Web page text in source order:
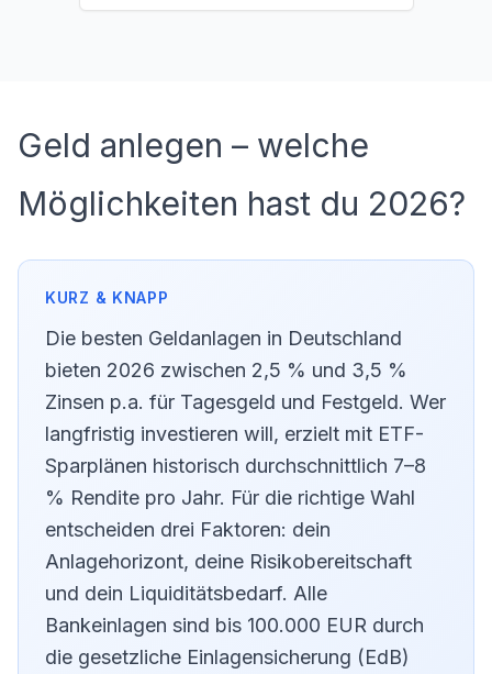
Geld anlegen – welche
Möglichkeiten hast du 2026?
Die besten Geldanlagen in Deutschland
bieten 2026 zwischen 2,5 % und 3,5 %
Zinsen p.a. für Tagesgeld und Festgeld. Wer
langfristig investieren will, erzielt mit ETF-
Sparplänen historisch durchschnittlich 7–8
% Rendite pro Jahr. Für die richtige Wahl
entscheiden drei Faktoren: dein
Anlagehorizont, deine Risikobereitschaft
und dein Liquiditätsbedarf. Alle
Bankeinlagen sind bis 100.000 EUR durch
die gesetzliche Einlagensicherung (EdB)